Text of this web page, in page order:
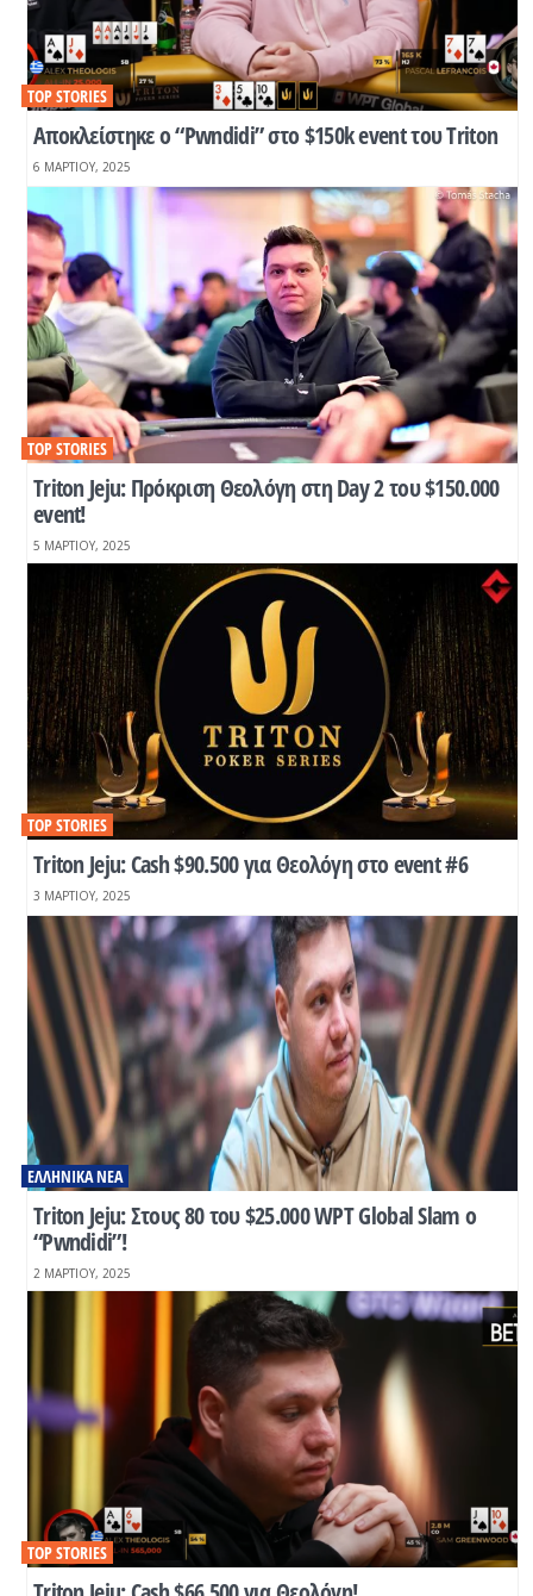
Αποκλείστηκε ο “Pwndidi” στο $150k event του Triton
TOP STORIES
6 ΜΑΡΤΊΟΥ, 2025
Triton Jeju: Πρόκριση Θεολόγη στη Day 2 του $150.000
event!
TOP STORIES
5 ΜΑΡΤΊΟΥ, 2025
Τriton Jeju: Cash $90.500 για Θεολόγη στο event #6
TOP STORIES
3 ΜΑΡΤΊΟΥ, 2025
Τriton Jeju: Στους 80 του $25.000 WPT Global Slam ο
“Pwndidi”!
ΕΛΛΗΝΙΚΆ ΝΈΑ
2 ΜΑΡΤΊΟΥ, 2025
TOP STORIES